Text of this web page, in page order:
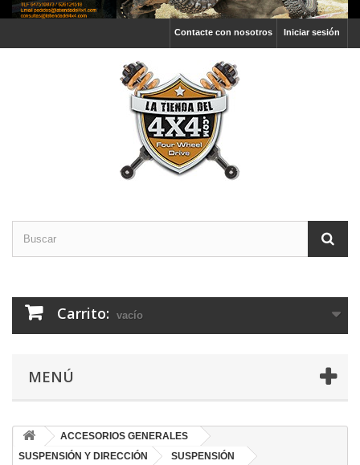
Iniciar sesión
Contacte con nosotros
Carrito: vacío
MENÚ
ACCESORIOS GENERALES
SUSPENSIÓN Y DIRECCIÓN
SUSPENSIÓN